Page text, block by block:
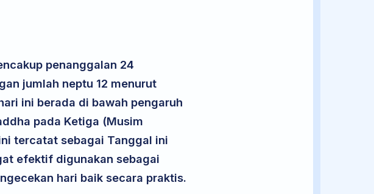
penanggalan 24
jumlah neptu 12 menurut
ini berada di bawah pengaruh
pada Ketiga (Musim
tercatat sebagai Tanggal ini
efektif digunakan sebagai
hari baik secara praktis.